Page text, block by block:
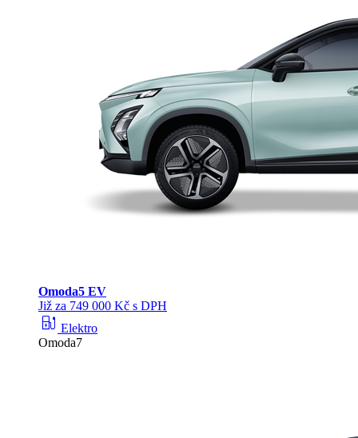
Omoda5 EV
Již za 749 000 Kč s DPH
ev_station Elektro
Omoda7